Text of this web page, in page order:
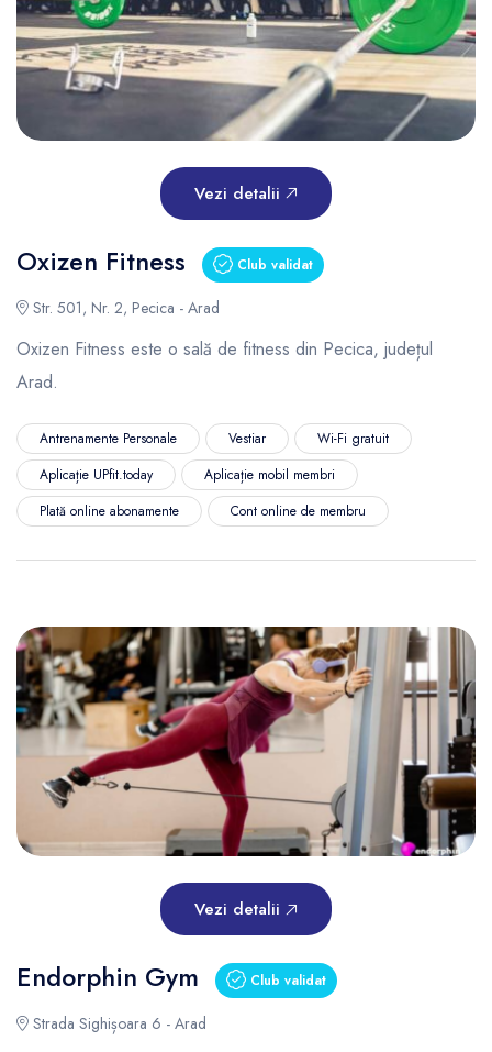
Vezi detalii
Oxizen Fitness Club validat
Str. 501, Nr. 2, Pecica - Arad
Oxizen Fitness este o sală de fitness din Pecica, județul
Arad.
Antrenamente Personale Vestiar
Wi-Fi gratuit
Aplicație UPfit.today
Aplicație mobil membri
Plată online abonamente
Cont online de membru
Vezi detalii
Endorphin Gym Club validat
Strada Sighișoara 6 - Arad